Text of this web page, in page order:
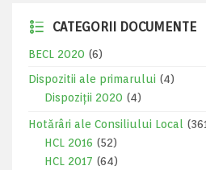
CATEGORII DOCUMENTE
BECL 2020 (6)
Dispozitii ale primarului (4)
Dispoziții 2020 (4)
Hotărâri ale Consiliului Local
HCL 2016 (52)
HCL 2017 (64)